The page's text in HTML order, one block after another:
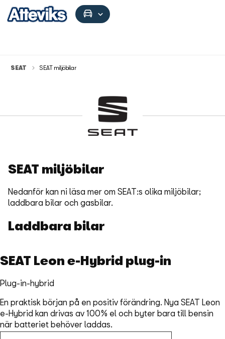
SEAT SEAT miljöbilar
SEAT miljöbilar
Nedanför kan ni läsa mer om SEAT:s olika miljöbilar;
laddbara bilar och gasbilar.
Laddbara bilar
SEAT Leon e-Hybrid plug-in
Plug-in-hybrid
En praktisk början på en positiv förändring. Nya SEAT Leon
e-Hybrid kan drivas av 100% el och byter bara till bensin
när batteriet behöver laddas.